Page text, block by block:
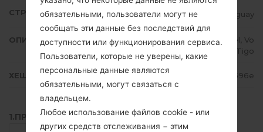
СТРАНА Paraguay
ОПИСАНИЕ
Personal, Claro, Movistar, Ancel, Vo
x, Tigo
ХЕШ 6c0d8996daac053902a80e2574b0596e
1.ПРОВЕРИТЬ НАЛИЧИЕ RECAPTCHA
обязательными, пользователи могут не
сообщать эти данные без последствий для
доступности или функционирования сервиса.
Пользователи, которые не уверены, какие
персональные данные являются
обязательными, могут связаться с
владельцем.
Любое использование файлов cookie - или
других средств отслеживания − этим